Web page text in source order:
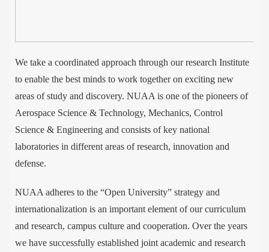
We take a coordinated approach through our research Institute
to enable the best minds to work together on exciting new
areas of study and discovery. NUAA is one of the pioneers of
Aerospace Science & Technology, Mechanics, Control
Science & Engineering and consists of key national
laboratories in different areas of research, innovation and
defense.
NUAA adheres to the “Open University” strategy and
internationalization is an important element of our curriculum
and research, campus culture and cooperation. Over the years
we have successfully established joint academic and research